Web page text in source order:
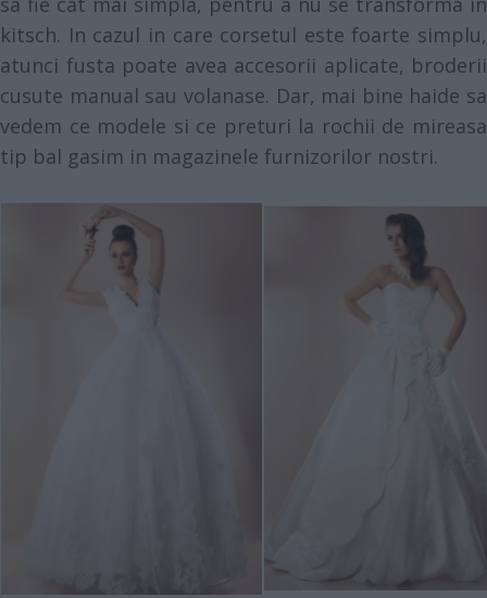
kitsch. In cazul in care corsetul este foarte simplu,
atunci fusta poate avea accesorii aplicate, broderii
cusute manual sau volanase. Dar, mai bine haide sa
vedem ce modele si ce preturi la rochii de mireasa
tip bal gasim in magazinele furnizorilor nostri.